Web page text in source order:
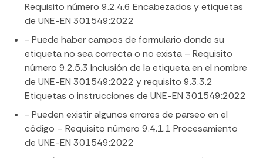
Requisito número 9.2.4.6 Encabezados y etiquetas
de UNE-EN 301549:2022
- Puede haber campos de formulario donde su
etiqueta no sea correcta o no exista – Requisito
número 9.2.5.3 Inclusión de la etiqueta en el nombre
de UNE-EN 301549:2022 y requisito 9.3.3.2
Etiquetas o instrucciones de UNE-EN 301549:2022
- Pueden existir algunos errores de parseo en el
código – Requisito número 9.4.1.1 Procesamiento
de UNE-EN 301549:2022